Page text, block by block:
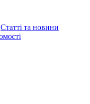
Статті та новини